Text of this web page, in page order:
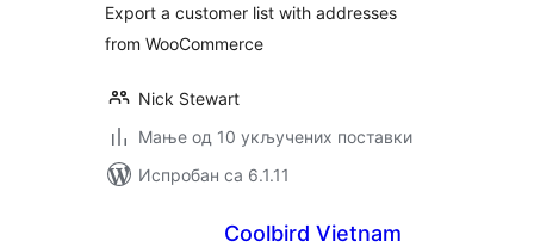
Export a customer list with addresses
from WooCommerce
Nick Stewart
Мање од 10 укључених поставки
Испробан са 6.1.11
Coolbird Vietnam